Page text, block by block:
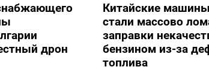
дрон
Китайские
стали массово
заправки
бензином из-за
топлива